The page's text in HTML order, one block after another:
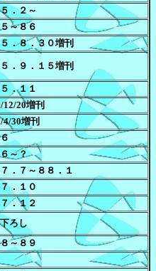
．２～
～８６
．８．３０増刊
．９．１５増刊
．１１
12/20増刊
4/30増刊
～？
７．７～８８．１
．１０
．１２
ろし
～８９